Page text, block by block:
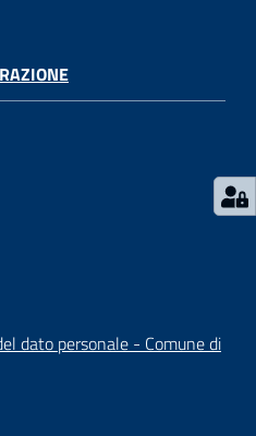
dato personale - Comune di